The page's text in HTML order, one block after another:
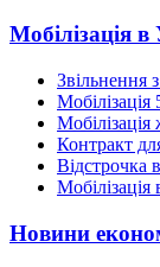
Мобілізація в
Звільнення
Мобілізація
Мобілізація
Контракт
Відстрочка
Мобілізація
Новини